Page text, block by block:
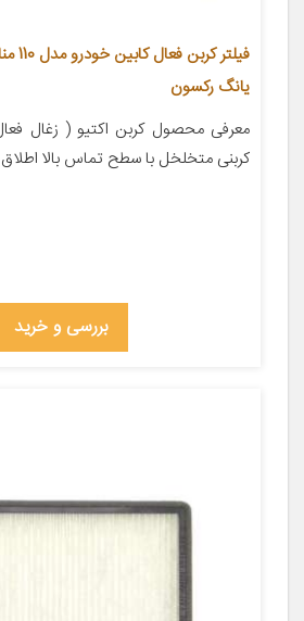
یانگ رکسون
معرفی محصول کربن اکتیو ( زغال
کربنی متخلخل با سطح تماس بالا
بررسی و خرید